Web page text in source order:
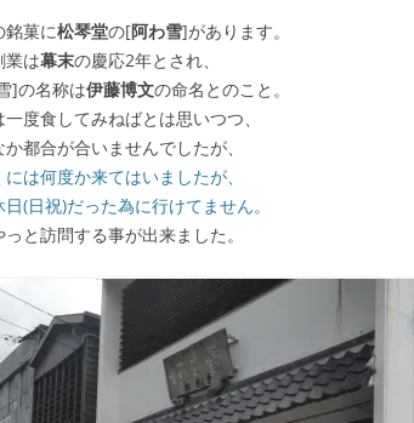
●キリシタン関連
●銘菓･名物
【諸藩藩庁】九州/沖縄地方
【幕府拠点】
【朝廷】
銘菓に松琴堂の[阿わ雪]があります。
業は幕末の慶応2年とされ、
]の名称は伊藤博文の命名とのこと。
一度食してみねばとは思いつつ、
か都合が合いませんでしたが、
は何度か来てはいましたが、
(日祝)だった為に行けてません。
と訪問する事が出来ました。